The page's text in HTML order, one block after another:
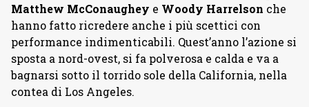
Matthew McConaughey e Woody Harrelson che
hanno fatto ricredere anche i più scettici con
performance indimenticabili. Quest’anno l’azione si
sposta a nord-ovest, si fa polverosa e calda e va a
bagnarsi sotto il torrido sole della California, nella
contea di Los Angeles.